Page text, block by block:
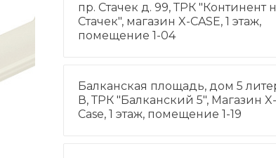
пр. Стачек д. 99, ТРК "Континент
Стачек", магазин X-CASE, 1 этаж,
помещение 1-04
Балканская площадь, дом 5
В, ТРК "Балканский 5", Магазин X-
Case, 1 этаж, помещение 1-19